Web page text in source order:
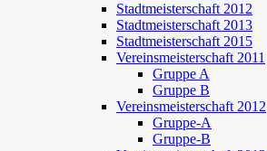
Stadtmeisterschaft 2012
Stadtmeisterschaft 2013
Stadtmeisterschaft 2015
Vereinsmeisterschaft 2011
Gruppe A
Gruppe B
Vereinsmeisterschaft 2012
Gruppe-A
Gruppe-B